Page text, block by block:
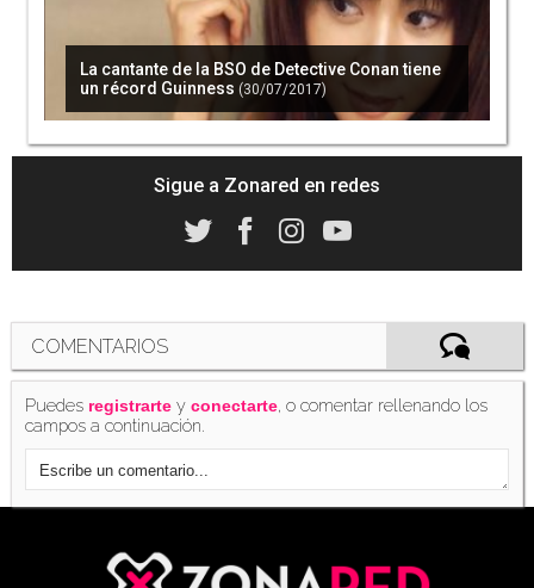
La cantante de la BSO de Detective Conan tiene
un récord Guinness (30/07/2017)
Sigue a Zonared en redes
COMENTARIOS
Puedes registrarte yconectarte, o comentar rellenando los
campos a continuación.